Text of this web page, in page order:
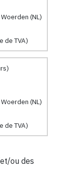
(NL)
de TVA)
(NL)
de TVA)
ou des